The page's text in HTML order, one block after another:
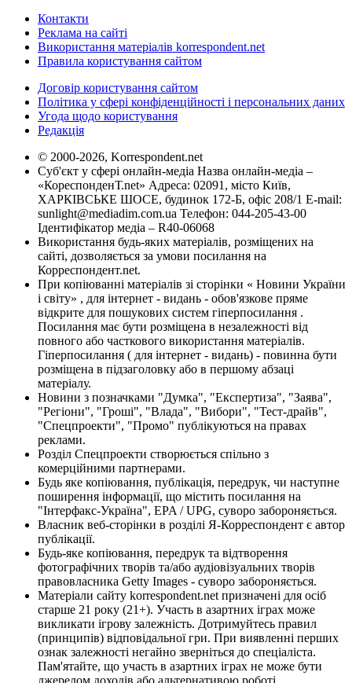
Контакти
Реклама на сайті
Використання матеріалів korrespondent.net
Правила користування сайтом
Договір користування сайтом
Політика у сфері конфіденційності і персональних даних
Угода щодо користування
Редакція
© 2000-2026, Korrespondent.net
Суб'єкт у сфері онлайн-медіа Назва онлайн-медіа –
«КореспонденТ.net» Адреса: 02091, місто Київ,
ХАРКІВСЬКЕ ШОСЕ, будинок 172-Б, офіс 208/1 E-mail:
sunlight@mediadim.com.ua Телефон: 044-205-43-00
Ідентифікатор медіа – R40-06068
Використання будь-яких матеріалів, розміщених на
сайті, дозволяється за умови посилання на
Корреспондент.net.
При копіюванні матеріалів зі сторінки « Новини України
і світу» , для інтернет - видань - обов'язкове пряме
відкрите для пошукових систем гіперпосилання .
Посилання має бути розміщена в незалежності від
повного або часткового використання матеріалів.
Гіперпосилання ( для інтернет - видань) - повинна бути
розміщена в підзаголовку або в першому абзаці
матеріалу.
Новини з позначками "Думка", "Експертиза", "Заява",
"Регіони", "Гроші", "Влада", "Вибори", "Тест-драйв",
"Спецпроекти", "Промо" публікуються на правах
реклами.
Розділ Спецпроекти створюється спільно з
комерційними партнерами.
Будь яке копіювання, публікація, передрук, чи наступне
поширення інформації, що містить посилання на
"Інтерфакс-Україна", EPA / UPG, суворо забороняється.
Власник веб-сторінки в розділі Я-Корреспондент є автор
публікації.
Будь-яке копіювання, передрук та відтворення
фотографічних творів та/або аудіовізуальних творів
правовласника Getty Images - суворо забороняється.
Матеріали сайту korrespondent.net призначені для осіб
старше 21 року (21+). Участь в азартних іграх може
викликати ігрову залежність. Дотримуйтесь правил
(принципів) відповідальної гри. При виявленні перших
ознак залежності негайно зверніться до спеціаліста.
Пам'ятайте, що участь в азартних іграх не може бути